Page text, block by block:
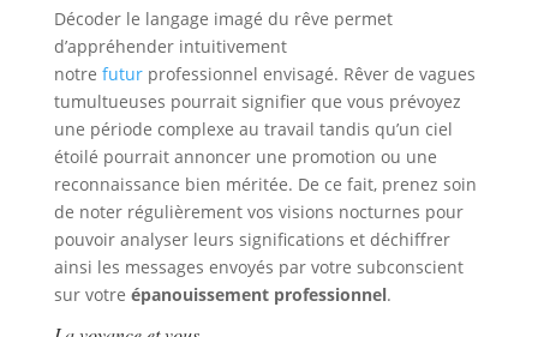
Décoder le langage imagé du rêve permet
d’appréhender intuitivement
notre futurprofessionnel envisagé. Rêver de vagues
tumultueuses pourrait signifier que vous prévoyez
une période complexe au travail tandis qu’un ciel
étoilé pourrait annoncer une promotion ou une
reconnaissance bien méritée. De ce fait, prenez soin
de noter régulièrement vos visions nocturnes pour
pouvoir analyser leurs significations et déchiffrer
ainsi les messages envoyés par votre subconscient
sur votre épanouissement professionnel.